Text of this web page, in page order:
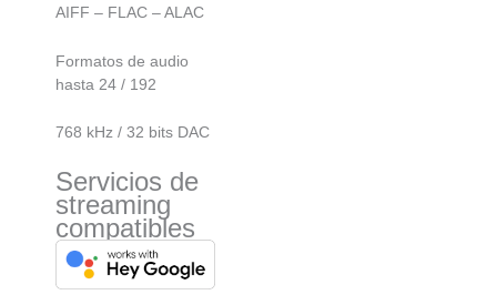
AIFF – FLAC – ALAC
Formatos de audio
hasta 24 / 192
768 kHz / 32 bits DAC
Servicios de
streaming
compatibles